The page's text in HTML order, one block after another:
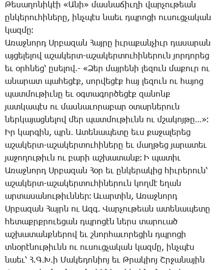
­Թե­սա­ղո­նի­կէի «Ա­նի» մաս­նա­ճիւ­ղի վար­չու­թեան
ըն­կե­րու­հի­նե­րը, ինչ­պէս նաեւ դպրո­ցի ու­սուց­չա­կան
կազ­մը։
Ա­ռաջ­նորդ Սր­բա­զան ­Հայ­րը իւ­րա­քան­չիւր դա­սա­րան
այ­ցե­լե­լով ա­շա­կերտ-ա­շա­կեր­տու­հի­նե­րուն յոր­դո­րեց
եւ օրհ­նեց՝ ը­սե­լով.- «­Ձեր մայ­րե­նի լե­զուն մա­քուր ու
ա­նա­րատ պա­հե­ցէք, սոր­վե­ցէք հայ լե­զուն ու հա­յոց
պատ­մու­թիւ­նը եւ օգ­տա­գոր­ծե­ցէք զա­նոնք
յատ­կա­պէս ու մաս­նա­ւո­րա­բար օ­տար­նե­րուն
ներ­կա­յաց­նե­լով մեր պատ­մու­թիւնն ու մշա­կոյ­թը…»։
Իր կար­գին, պրն. Ա­տե­նա­պե­տը եւս քա­ջա­լե­րեց
ա­շա­կերտ-ա­շա­կեր­տու­հի­նե­րը եւ մաղ­թեց յա­րա­տեւ
յա­ջո­ղու­թիւն ու բա­րի աշ­խա­տանք։ Ի պա­տիւ
Ա­ռաջ­նորդ Սր­բա­զան ­Հօր եւ ըն­կե­րա­կից հիւ­րե­րուն՝
ա­շա­կերտ-ա­շա­կեր­տու­հի­նե­րուն կող­մէ ե­ղան
ար­տա­սա­նու­թիւն­ներ։ Ա­ւար­տին, Ա­ռաջ­նորդ
Սր­բա­զան ­Հայրն ու Ազգ. ­Վար­չու­թեան ա­տե­նա­պե­տը
հե­տաքրք­րո­ւե­ցան դպրո­ցէն ներս տա­րո­ւած
աշ­խա­տանք­նե­րով եւ շնոր­հա­ւո­րե­ցին դպրո­ցի
տնօ­րէ­նու­թիւնն ու ու­սուց­չա­կան կազ­մը, ինչ­պէս
նաեւ՝ Հ.Գ.Խ.ի ­Մա­կե­դո­նիոյ եւ Թ­րա­կիոյ Շր­ջա­նա­յին